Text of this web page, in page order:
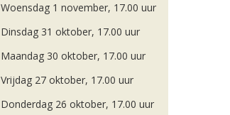
Woensdag 1 november, 17.00 uur
Dinsdag 31 oktober, 17.00 uur
Maandag 30 oktober, 17.00 uur
Vrijdag 27 oktober, 17.00 uur
Donderdag 26 oktober, 17.00 uur